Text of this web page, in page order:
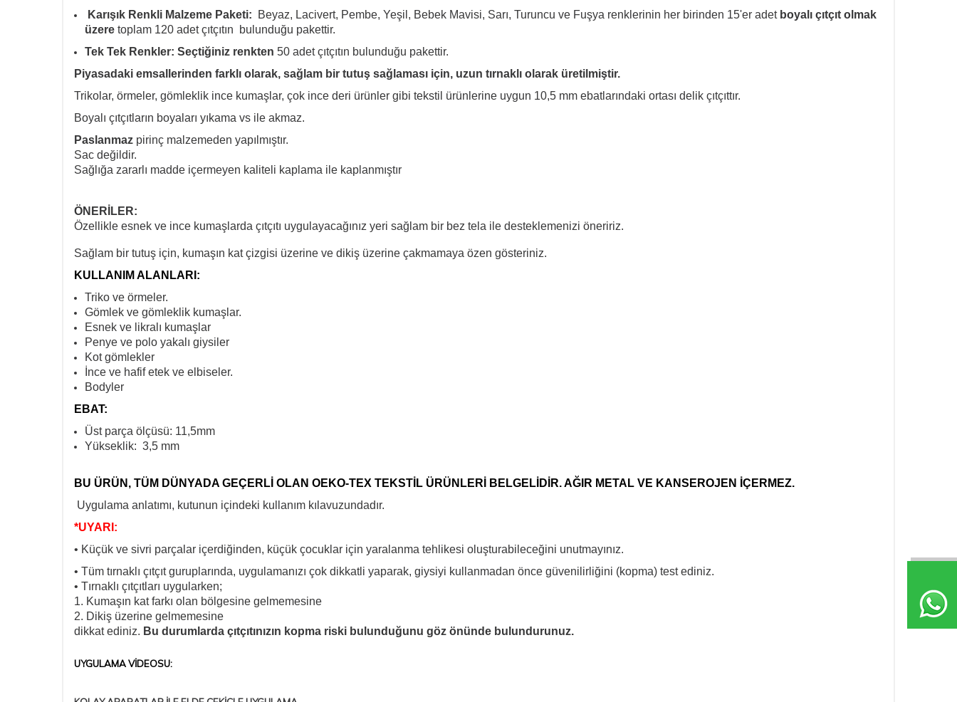
Karışık Renkli Malzeme Paketi:
Beyaz, Lacivert, Pembe, Yeşil, Bebek Mavisi, Sarı, Turuncu ve Fuşya renklerinin her birinden 15'er adet boyalı çıtçıt olmak
üzere toplam 120 adet çıtçıtın bulunduğu pakettir.
Tek Tek Renkler: Seçtiğiniz renkten 50 adet çıtçıtın bulunduğu pakettir.
Piyasadaki emsallerinden farklı olarak, sağlam bir tutuş sağlaması için, uzun tırnaklı olarak üretilmiştir.
Trikolar, örmeler, gömleklik ince kumaşlar, çok ince deri ürünler gibi tekstil ürünlerine uygun 10,5 mm ebatlarındaki ortası delik çıtçıttır.
Boyalı çıtçıtların boyaları yıkama vs ile akmaz.
Paslanmaz pirinç malzemeden yapılmıştır.
Sac değildir.
Sağlığa zararlı madde içermeyen kaliteli kaplama ile kaplanmıştır
ÖNERİLER:
Özellikle esnek ve ince kumaşlarda çıtçıtı uygulayacağınız yeri sağlam bir bez tela ile desteklemenizi öneririz.
Sağlam bir tutuş için, kumaşın kat çizgisi üzerine ve dikiş üzerine çakmamaya özen gösteriniz.
KULLANIM ALANLARI:
Triko ve örmeler.
Gömlek ve gömleklik kumaşlar.
Esnek ve likralı kumaşlar
Penye ve polo yakalı giysiler
Kot gömlekler
İnce ve hafif etek ve elbiseler.
Bodyler
EBAT:
Üst parça ölçüsü: 11,5mm
Yükseklik: 3,5 mm
BU ÜRÜN, TÜM DÜNYADA GEÇERLİ OLAN OEKO-TEX TEKSTİL ÜRÜNLERİ BELGELİDİR. AĞIR METAL VE KANSEROJEN İÇERMEZ.
Uygulama anlatımı, kutunun içindeki kullanım kılavuzundadır.
*UYARI:
• Küçük ve sivri parçalar içerdiğinden, küçük çocuklar için yaralanma tehlikesi oluşturabileceğini unutmayınız.
• Tüm tırnaklı çıtçıt guruplarında, uygulamanızı çok dikkatli yaparak, giysiyi kullanmadan önce güvenilirliğini (kopma) test ediniz.
• Tırnaklı çıtçıtları uygularken;
1. Kumaşın kat farkı olan bölgesine gelmemesine
2. Dikiş üzerine gelmemesine
dikkat ediniz. Bu durumlarda çıtçıtınızın kopma riski bulunduğunu göz önünde bulundurunuz.
UYGULAMA VİDEOSU: